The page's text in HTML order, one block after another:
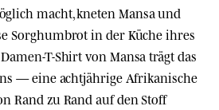
macht, kneten Mansa und
Sorghumbrot in der Küche ihres
T-Shirt von Mansa trägt das
— eine achtjährige Afrikanische
Rand zu Rand auf den Stoff